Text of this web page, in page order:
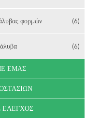
φορμών (6)
(6)
ΕΜΆΣ
ΈΛΕΓΧΟΣ